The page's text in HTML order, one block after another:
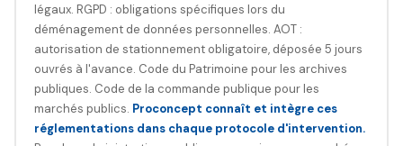
légaux. RGPD : obligations spécifiques lors du
déménagement de données personnelles. AOT :
autorisation de stationnement obligatoire, déposée 5 jours
ouvrés à l'avance. Code du Patrimoine pour les archives
publiques. Code de la commande publique pour les
marchés publics. Proconcept connaît et intègre ces
réglementations dans chaque protocole d'intervention.